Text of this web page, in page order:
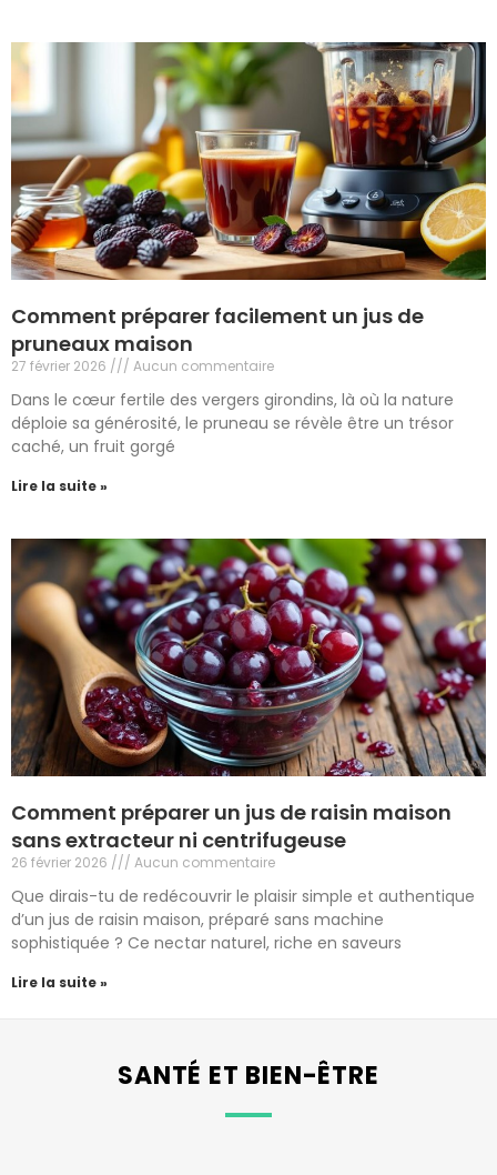
Comment préparer facilement un jus de
pruneaux maison
27 février 2026 Aucun commentaire
Dans le cœur fertile des vergers girondins, là où la nature
déploie sa générosité, le pruneau se révèle être un trésor
caché, un fruit gorgé
Lire la suite »
Comment préparer un jus de raisin maison
sans extracteur ni centrifugeuse
26 février 2026 Aucun commentaire
Que dirais-tu de redécouvrir le plaisir simple et authentique
d’un jus de raisin maison, préparé sans machine
sophistiquée ? Ce nectar naturel, riche en saveurs
Lire la suite »
SANTÉ ET BIEN-ÊTRE